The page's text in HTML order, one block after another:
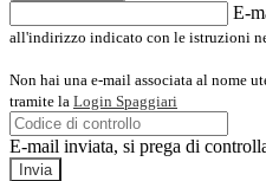
E-
all'indirizzo indicato con le istruzioni
Non hai una e-mail associata al nome
tramite la Login Spaggiari
E-mail inviata, si prega di